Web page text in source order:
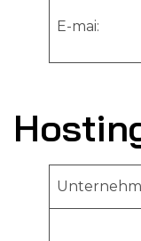
E-mai: